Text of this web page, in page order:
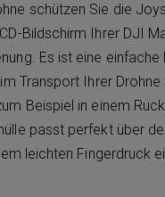
schützen Sie die
Bildschirm Ihrer DJI
Es ist eine einfache
Transport Ihrer Drohne
Beispiel in einem
passt perfekt über
leichten Fingerdruck